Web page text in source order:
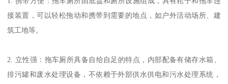
接装置，可以轻松拖动和携带到需要的地点，如户外活动场所、建
筑工地等。
2. 立性强：拖车厕所具备自给自足的特点，内部配备有储存水箱、
排污罐和废水处理设备，不依赖于外部供水供电和污水处理系统，